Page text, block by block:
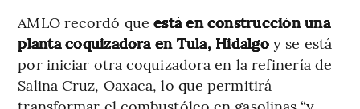
AMLO recordó queestá en construcción una
planta coquizadora en Tula, Hidalgoy se está
por iniciar otra coquizadora en la refinería de
Salina Cruz, Oaxaca, lo que permitirá